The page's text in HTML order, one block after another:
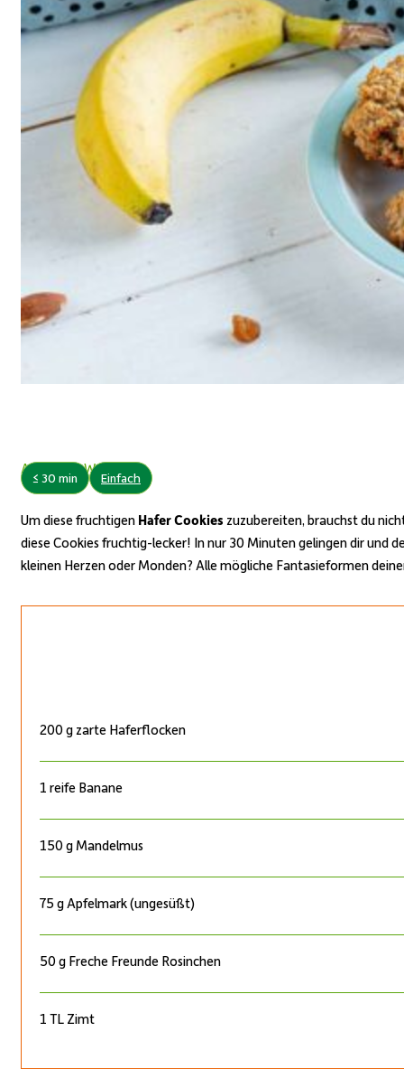
Autor: Ute Wachter
≤ 30 min Einfach
Um diese fruchtigen Hafer Cookies zuzubereiten, brauchst du
diese Cookies fruchtig-lecker! In nur 30 Minuten gelingendir undd
kleinen Herzen oder Monden? Alle mögliche Fantasieformend
200 g zarte Haferflocken
1 reife Banane
150 g Mandelmus
75 g Apfelmark (ungesüßt)
50 g Freche Freunde Rosinchen
1 TL Zimt